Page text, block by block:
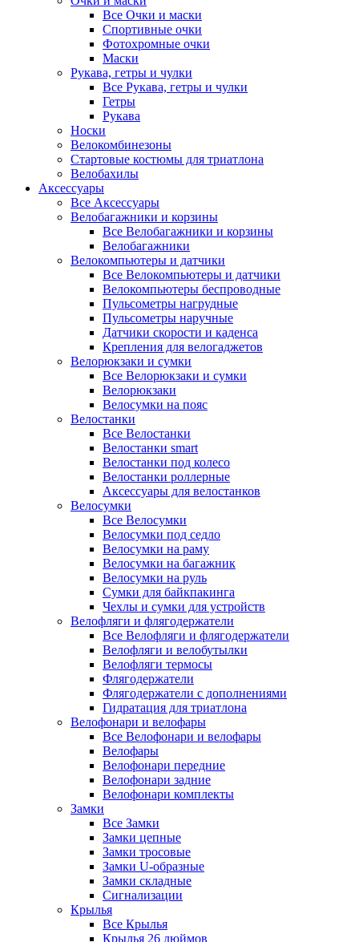
Все Очки и маски
Спортивные очки
Фотохромные очки
Маски
Рукава, гетры и чулки
Все Рукава, гетры и чулки
Гетры
Рукава
Носки
Велокомбинезоны
Стартовые костюмы для триатлона
Велобахилы
Аксессуары
Все Аксессуары
Велобагажники и корзины
Все Велобагажники и корзины
Велобагажники
Велокомпьютеры и датчики
Все Велокомпьютеры и датчики
Велокомпьютеры беспроводные
Пульсометры нагрудные
Пульсометры наручные
Датчики скорости и каденса
Крепления для велогаджетов
Велорюкзаки и сумки
Все Велорюкзаки и сумки
Велорюкзаки
Велосумки на пояс
Велостанки
Все Велостанки
Велостанки smart
Велостанки под колесо
Велостанки роллерные
Аксессуары для велостанков
Велосумки
Все Велосумки
Велосумки под седло
Велосумки на раму
Велосумки на багажник
Велосумки на руль
Сумки для байкпакинга
Чехлы и сумки для устройств
Велофляги и флягодержатели
Все Велофляги и флягодержатели
Велофляги и велобутылки
Велофляги термосы
Флягодержатели
Флягодержатели с дополнениями
Гидратация для триатлона
Велофонари и велофары
Все Велофонари и велофары
Велофары
Велофонари передние
Велофонари задние
Велофонари комплекты
Замки
Все Замки
Замки цепные
Замки тросовые
Замки U-образные
Замки складные
Сигнализации
Крылья
Все Крылья
Крылья 26 дюймов